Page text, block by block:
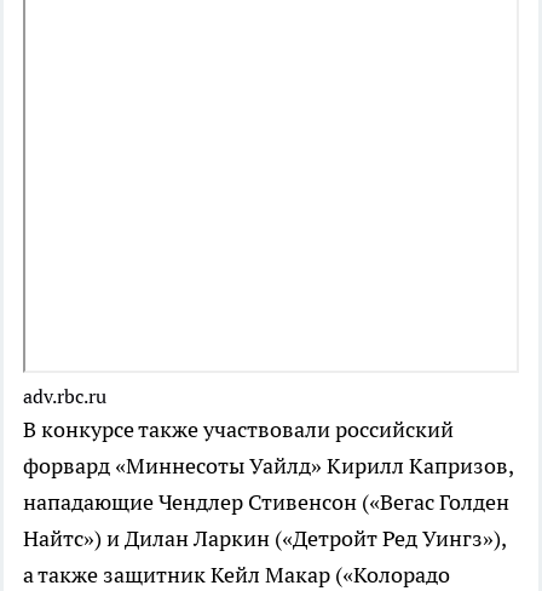
adv.rbc.ru
В конкурсе также участвовали российский
форвард «Миннесоты Уайлд» Кирилл Капризов,
нападающие Чендлер Стивенсон («Вегас Голден
Найтс») и Дилан Ларкин («Детройт Ред Уингз»),
а также защитник Кейл Макар («Колорадо